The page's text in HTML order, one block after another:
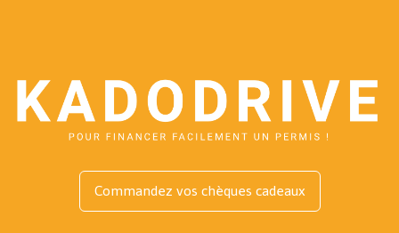
Commandez vos chèques cadeaux